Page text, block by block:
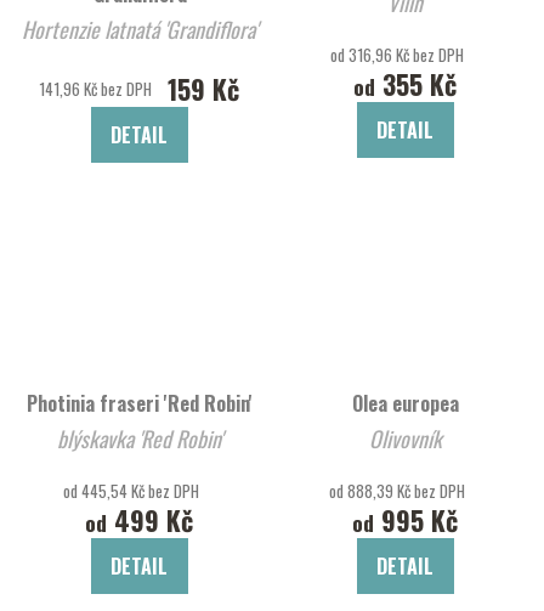
Hortenzie latnatá 'Grandiflora'
141,96 Kč bez DPH 159 Kč
DETAIL
od 316,96 Kč bez DPH
od 355 Kč
DETAIL
Photinia fraseri 'Red Robin'
blýskavka 'Red Robin'
od 445,54 Kč bez DPH
od 499 Kč
DETAIL
Olea europea
Olivovník
od 888,39 Kč bez DPH
od 995 Kč
DETAIL